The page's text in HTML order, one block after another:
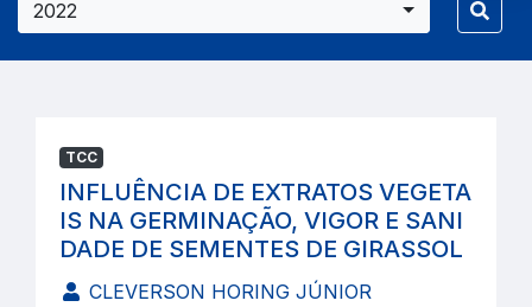
2022
TCC
INFLUÊNCIA DE EXTRATOS VEGETA
IS NA GERMINAÇÃO, VIGOR E SANI
DADE DE SEMENTES DE GIRASSOL
CLEVERSON HORING JÚNIOR